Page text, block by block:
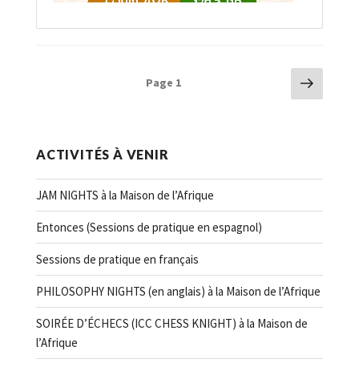
Page 1 Page
ACTIVITÉS À VENIR
JAM NIGHTS à la Maison de l’Afrique
Entonces (Sessions de pratique en espagnol)
Sessions de pratique en français
PHILOSOPHY NIGHTS (en anglais) à la Maison de l’Afrique
SOIRÉE D’ÉCHECS (ICC CHESS KNIGHT) à la Maison de
l’Afrique